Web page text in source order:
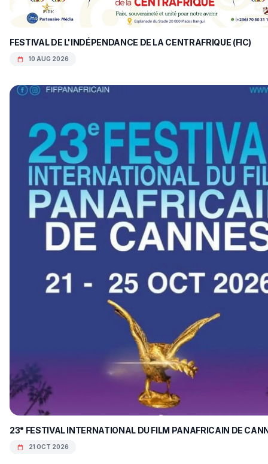
FESTIVAL DE L'INDÉPENDANCE DE LA CENTRAFRIQUE (FIC)
10 AUG 2026
23ᵉ FESTIVAL INTERNATIONAL DU FILM PANAFRICAIN DE
21 OCT 2026